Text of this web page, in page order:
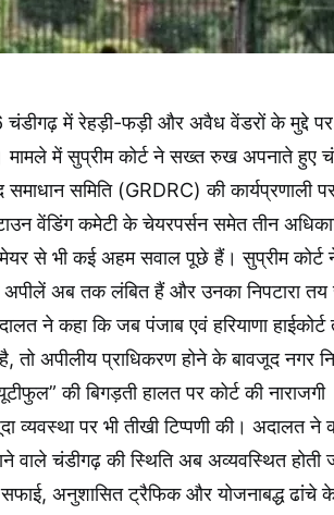
में रेहड़ी-फड़ी और अवैध वेंडरों के मुद्दे
मामले में सुप्रीम कोर्ट ने सख्त रुख अपनाते हुए
समाधान समिति (GRDRC) की कार्यप्रणाली
वेंडिंग कमेटी के चेयरपर्सन समेत तीन
मेयर से भी कई अहम सवाल पूछे हैं। सुप्रीम कोर्ट
अपीलें अब तक लंबित हैं और उनका निपटारा
ने कहा कि जब पंजाब एवं हरियाणा
तो अपीलीय प्राधिकरण होने के बावजूद नगर
की बिगड़ती हालत पर कोर्ट की नाराजगी
व्यवस्था पर भी तीखी टिप्पणी की। अदालत ने
वाले चंडीगढ़ की स्थिति अब अव्यवस्थित होती
अनुशासित ट्रैफिक और योजनाबद्ध ढांचे के